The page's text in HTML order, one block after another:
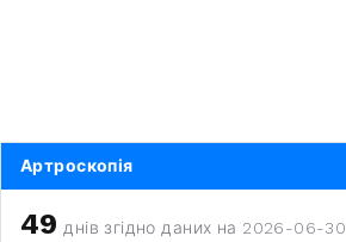
Артроскопія
49 днів згідно даних на 2026-06-30